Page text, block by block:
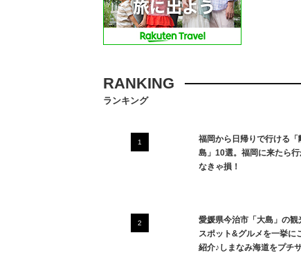
RANKING
ランキング
福岡から日帰りで行ける「
島」10選。福岡に来たら
なきゃ損！
愛媛県今治市「大島」の観
スポット&グルメを一挙に
紹介♪しまなみ海道をプチ